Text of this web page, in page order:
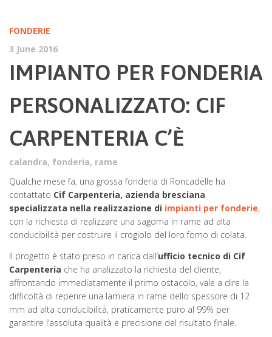
FONDERIE
3 June 2016
IMPIANTO PER FONDERIA
PERSONALIZZATO: CIF
CARPENTERIA C’È
calandra, fonderia, rame
Qualche mese fa, una grossa fonderia di Roncadelle ha
contattato Cif Carpenteria, azienda bresciana
specializzata nella realizzazione di impianti per fonderie,
con la richiesta di realizzare una sagoma in rame ad alta
conducibilità per costruire il crogiolo del loro forno di colata.
Il progetto è stato preso in carica dall’ufficio tecnico di Cif
Carpenteria che ha analizzato la richiesta del cliente,
affrontando immediatamente il primo ostacolo, vale a dire la
difficoltà di reperire una lamiera in rame dello spessore di 12
mm ad alta conducibilità, praticamente puro al 99% per
garantire l’assoluta qualità e precisione del risultato finale.